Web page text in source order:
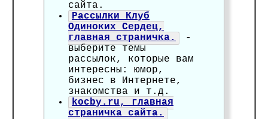
сайта.
Рассылки Клуб
Одиноких Сердец,
главная страничка.
-
выберите темы
рассылок, которые вам
интересны: юмор,
бизнес в Интернете,
знакомства и т.д.
kocby.ru, главная
страничка сайта.